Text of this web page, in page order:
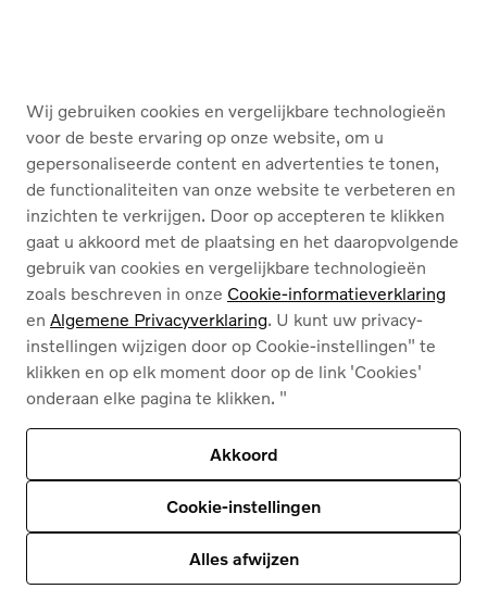
OVER ONS
Nederlands Français
Cookies
Privacybeleid
Juridische info
Deze site wordt beschermd door reCAPTCHA enhet privacybeleid van Google
Servicevoorwaarden zijn van toepassing
© 2026Volvo Car Corporation (of zijn dochterondernemingen of licentiegevers).
HyperCharge | Powered by
Wij gebruiken cookies en vergelijkbare technologieën
voor de beste ervaring op onze website, om u
gepersonaliseerde content en advertenties te tonen,
de functionaliteiten van onze website te verbeteren en
inzichten te verkrijgen. Door op accepteren te klikken
gaat u akkoord met de plaatsing en het daaropvolgende
gebruik van cookies en vergelijkbare technologieën
zoals beschreven in onze Cookie-informatieverklaring
en Algemene Privacyverklaring. U kunt uw privacy-
instellingen wijzigen door op Cookie-instellingen" te
klikken en op elk moment door op de link 'Cookies'
onderaan elke pagina te klikken. "
Akkoord
Cookie-instellingen
Alles afwijzen